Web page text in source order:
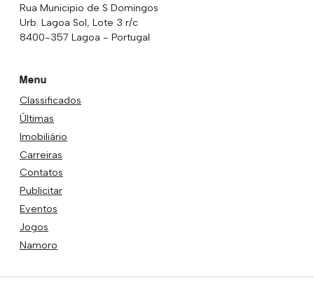
Rua Municipio de S Domingos
Urb. Lagoa Sol, Lote 3 r/c
8400-357 Lagoa - Portugal
Menu
Classificados
Últimas
Imobiliário
Carreiras
Contatos
Publicitar
Eventos
Jogos
Namoro